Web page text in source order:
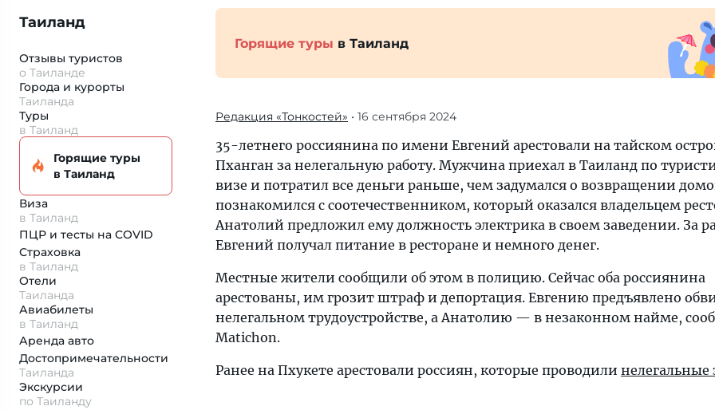
Таиланд
Отзывы туристов
о Таиланде
Города и курорты
Таиланда
Туры
в Таиланд
Горящие туры
в Таиланд
Виза
в Таиланд
ПЦР и тесты на COVID
Страховка
в Таиланд
Отели
Таиланда
Авиабилеты
в Таиланд
Аренда авто
Достопримеча­тельности
Таиланда
Экскурсии
по Таиланду
Горящие туры в Таиланд
Редакция «Тонкостей» • 16 сентября 2024
35-летнего россиянина по имени Евгений арестовали на тайском
Пханган за нелегальную работу. Мужчина приехал в Таиланд по
визе и потратил все деньги раньше, чем задумался о возвращении
познакомился с соотечественником, который оказался владельцем
Анатолий предложил ему должность электрика в своем заведении. За
Евгений получал питание в ресторане и немного денег.
Местные жители сообщили об этом в полицию. Сейчас оба россиянина
арестованы, им грозит штраф и депортация. Евгению предъявлено
нелегальном трудоустройстве, а Анатолию — в незаконном найме,
Matichon.
Ранее на Пхукете арестовали россиян, которые проводили нелегальные